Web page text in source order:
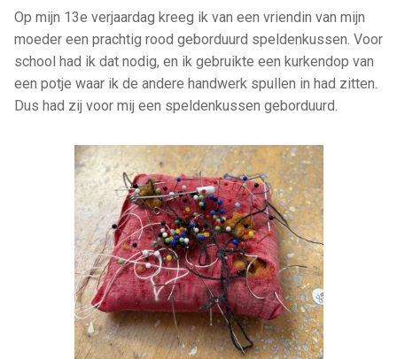
Op mijn 13e verjaardag kreeg ik van een vriendin van mijn
moeder een prachtig rood geborduurd speldenkussen. Voor
school had ik dat nodig, en ik gebruikte een kurkendop van
een potje waar ik de andere handwerk spullen in had zitten.
Dus had zij voor mij een speldenkussen geborduurd.